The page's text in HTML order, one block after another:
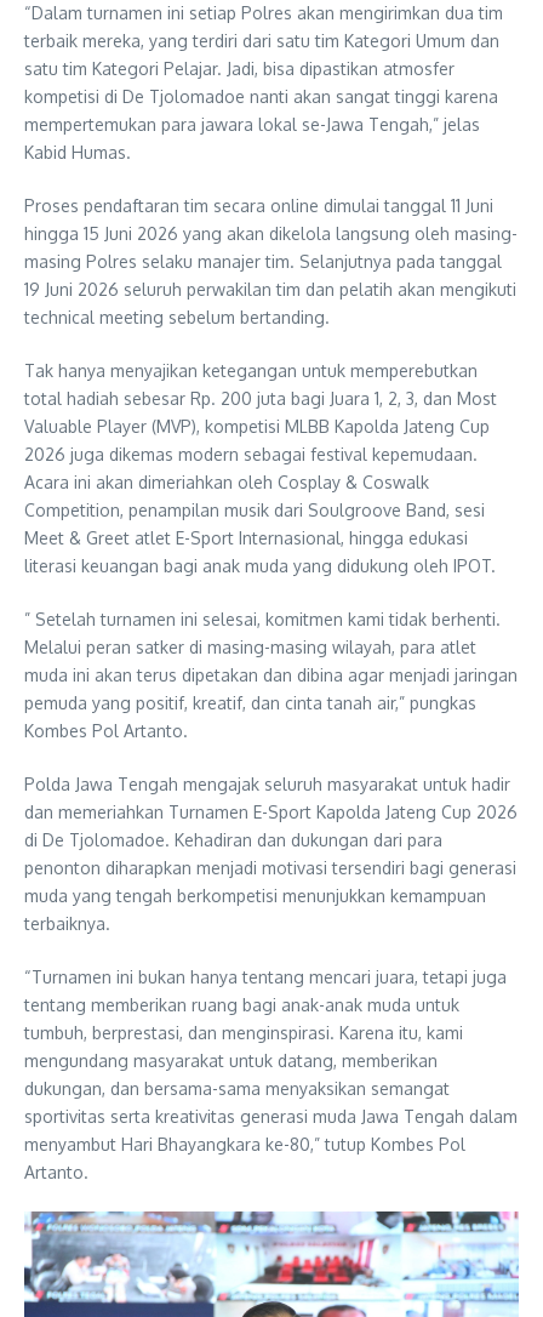
“Dalam turnamen ini setiap Polres akan mengirimkan dua tim
terbaik mereka, yang terdiri dari satu tim Kategori Umum dan
satu tim Kategori Pelajar. Jadi, bisa dipastikan atmosfer
kompetisi di De Tjolomadoe nanti akan sangat tinggi karena
mempertemukan para jawara lokal se-Jawa Tengah,” jelas
Kabid Humas.
Proses pendaftaran tim secara online dimulai tanggal 11 Juni
hingga 15 Juni 2026 yang akan dikelola langsung oleh masing-
masing Polres selaku manajer tim. Selanjutnya pada tanggal
19 Juni 2026 seluruh perwakilan tim dan pelatih akan mengikuti
technical meeting sebelum bertanding.
Tak hanya menyajikan ketegangan untuk memperebutkan
total hadiah sebesar Rp. 200 juta bagi Juara 1, 2, 3, dan Most
Valuable Player (MVP), kompetisi MLBB Kapolda Jateng Cup
2026 juga dikemas modern sebagai festival kepemudaan.
Acara ini akan dimeriahkan oleh Cosplay & Coswalk
Competition, penampilan musik dari Soulgroove Band, sesi
Meet & Greet atlet E-Sport Internasional, hingga edukasi
literasi keuangan bagi anak muda yang didukung oleh IPOT.
” Setelah turnamen ini selesai, komitmen kami tidak berhenti.
Melalui peran satker di masing-masing wilayah, para atlet
muda ini akan terus dipetakan dan dibina agar menjadi jaringan
pemuda yang positif, kreatif, dan cinta tanah air,” pungkas
Kombes Pol Artanto.
Polda Jawa Tengah mengajak seluruh masyarakat untuk hadir
dan memeriahkan Turnamen E-Sport Kapolda Jateng Cup 2026
di De Tjolomadoe. Kehadiran dan dukungan dari para
penonton diharapkan menjadi motivasi tersendiri bagi generasi
muda yang tengah berkompetisi menunjukkan kemampuan
terbaiknya.
“Turnamen ini bukan hanya tentang mencari juara, tetapi juga
tentang memberikan ruang bagi anak-anak muda untuk
tumbuh, berprestasi, dan menginspirasi. Karena itu, kami
mengundang masyarakat untuk datang, memberikan
dukungan, dan bersama-sama menyaksikan semangat
sportivitas serta kreativitas generasi muda Jawa Tengah dalam
menyambut Hari Bhayangkara ke-80,” tutup Kombes Pol
Artanto.